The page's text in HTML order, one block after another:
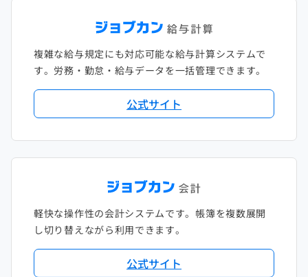
複雑な給与規定にも対応可能な給与計算システムで
す。労務・勤怠・給与データを一括管理できます。
公式サイト
軽快な操作性の会計システムです。帳簿を複数展開
し切り替えながら利用できます。
公式サイト